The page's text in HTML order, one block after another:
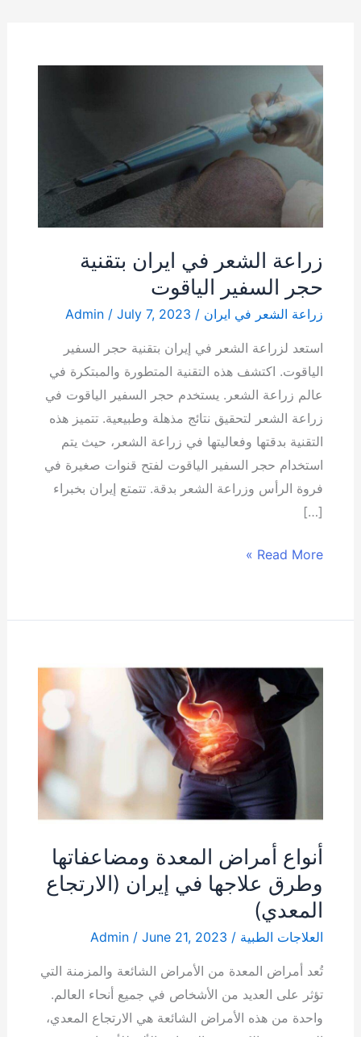
زراعة الشعر في ايران بتقنية
حجر السفير الياقوت
زراعة الشعر في ايران /
Admin / July 7, 2023
استعد لزراعة الشعر في إيران بتقنية حجر السفير
الياقوت. اكتشف هذه التقنية المتطورة والمبتكرة في
عالم زراعة الشعر. يستخدم حجر السفير الياقوت في
زراعة الشعر لتحقيق نتائج مذهلة وطبيعية. تتميز هذه
التقنية بدقتها وفعاليتها في زراعة الشعر، حيث يتم
استخدام حجر السفير الياقوت لفتح قنوات صغيرة في
فروة الرأس وزراعة الشعر بدقة. تتمتع إيران بخبراء
[…]
زراعة
الشعر
في
ايران
بتقنية
السفير
Read More »
أنواع أمراض المعدة ومضاعفاتها
وطرق علاجها في إيران (الارتجاع
المعدي)
العلاجات الطبية /
Admin / June 21, 2023
تُعد أمراض المعدة من الأمراض الشائعة والمزمنة التي
تؤثر على العديد من الأشخاص في جميع أنحاء العالم.
واحدة من هذه الأمراض الشائعة هي الارتجاع المعدي،
أنواع
أمراض
المعدة
ومضاعفاتها
وطرق
علاجها
(الارتجاع
المعدي)